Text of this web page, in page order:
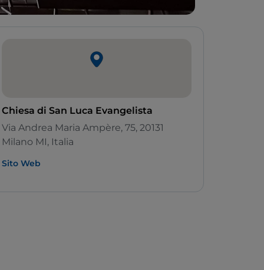
Chiesa di San Luca Evangelista
Via Andrea Maria Ampère, 75, 20131
Milano MI, Italia
Sito Web